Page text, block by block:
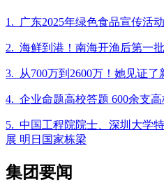
1. 广东2025年绿色食品宣传活
2. 海鲜到港！南海开渔后第一
3. 从700万到2600万！她见证
4. 企业命题高校答题 600余支
5. 中国工程院院士、深圳大学
展 明日国家栋梁
集团要闻